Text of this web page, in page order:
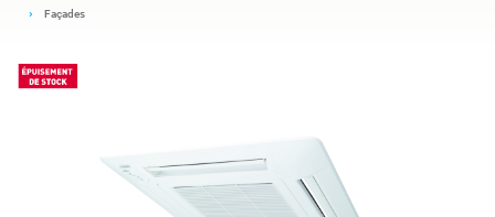
Façades